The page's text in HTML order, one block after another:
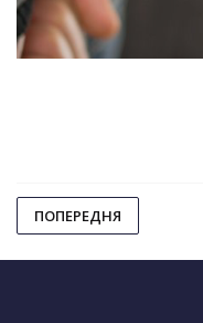
ПОПЕРЕДНЯ